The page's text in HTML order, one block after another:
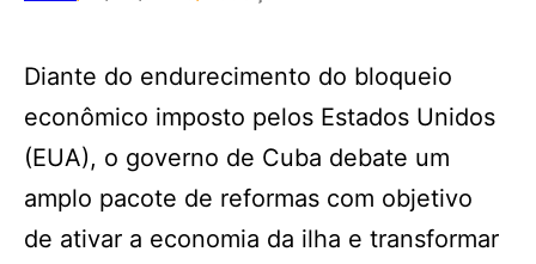
Diante do endurecimento do bloqueio
econômico imposto pelos Estados Unidos
(EUA), o governo de Cuba debate um
amplo pacote de reformas com objetivo
de ativar a economia da ilha e transformar